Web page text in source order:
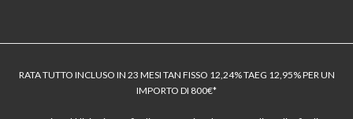
RATA TUTTO INCLUSO IN 23 MESI TAN FISSO 12,24% TAEG 12,95% PER UN
IMPORTO DI 800€*